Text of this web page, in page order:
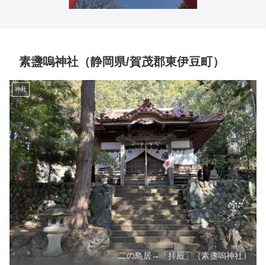
素盞嗚神社（静岡県/賀茂郡東伊豆町）
神社
二の鳥居→「拝殿」（素盞嗚神社）